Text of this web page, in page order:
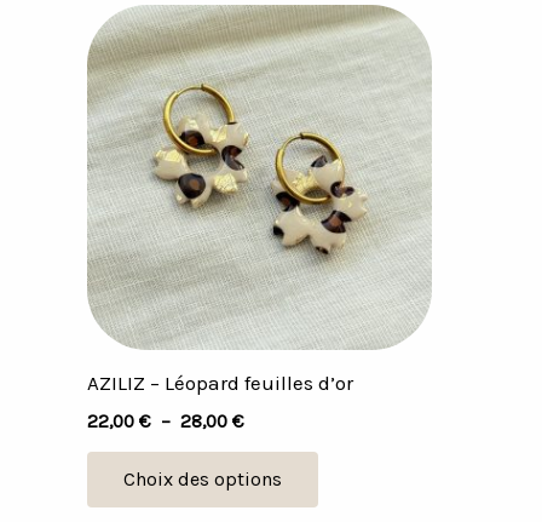
AZILIZ – Léopard feuilles d’or
22,00 € – 28,00 €
Plage
de
prix :
22,00 €
à
28,00 €
Choix des options
Ce
produit
a
plusieurs
variations.
Les
options
peuvent
être
choisies
la
du